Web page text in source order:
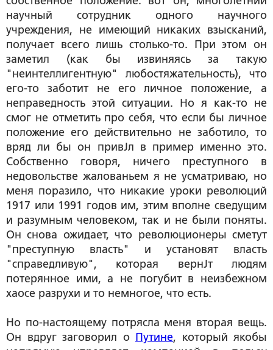
научный сотрудник одного научного
учреждения, не имеющий никаких взысканий,
получает всего лишь столько-то. При этом он
заметил (как бы извиняясь за такую
"неинтеллигентную" любостяжательность), что
его-то заботит не его личное положение, а
неправедность этой ситуации. Но я как-то не
смог не отметить про себя, что если бы личное
положение его действительно не заботило, то
вряд ли бы он привЈл в пример именно это.
Собственно говоря, ничего преступного в
недовольстве жалованьем я не усматриваю, но
меня поразило, что никакие уроки революций
1917 или 1991 годов им, этим вполне сведущим
и разумным человеком, так и не были поняты.
Он снова ожидает, что революционеры сметут
"преступную власть" и установят власть
"справедливую", которая вернЈт людям
потерянное ими, а не погубит в неизбежном
хаосе разрухи и то немногое, что есть.
Но по-настоящему потрясла меня вторая вещь.
Он вдруг заговорил о Путине, который якобы